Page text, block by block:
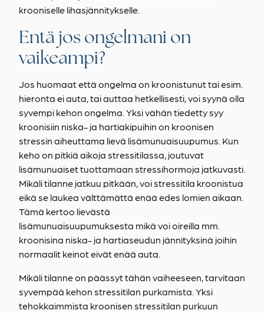
krooniselle lihasjännitykselle.
Entä jos ongelmani on
vaikeampi?
Jos huomaat että ongelma on kroonistunut tai esim.
hieronta ei auta, tai auttaa hetkellisesti, voi syynä olla
syvempi kehon ongelma. Yksi vähän tiedetty syy
kroonisiin niska- ja hartiakipuihin on kroonisen
stressin aiheuttama lievä lisämunuaisuupumus. Kun
keho on pitkiä aikoja stressitilassa, joutuvat
lisämunuaiset tuottamaan stressihormoja jatkuvasti.
Mikäli tilanne jatkuu pitkään, voi stressitila kroonistua
eikä se laukea välttämättä enää edes lomien aikaan.
Tämä kertoo lievästä
lisämunuaisuupumuksesta mikä voi oireilla mm.
kroonisina niska- ja hartiaseudun jännityksinä joihin
normaalit keinot eivät enää auta.
Mikäli tilanne on päässyt tähän vaiheeseen, tarvitaan
syvempää kehon stressitilan purkamista. Yksi
tehokkaimmista kroonisen stressitilan purkuun